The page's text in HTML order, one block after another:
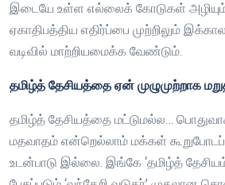
இடையே உள்ள எல்லைக் கோடுகள்
ஏகாதிபத்திய எதிர்ப்பை முற்றிலும்
வடிவில் மாற்றியமைக்க வேண்டும்.
தமிழ்த் தேசியத்தை ஏன் முழுமுற்றாக
தமிழ்த் தேசியத்தை மட்டுமல்ல…
மதவாதம் என்றெல்லாம் மக்கள்
உடன்பாடு இல்லை. இங்கே ‘தமிழ்த்